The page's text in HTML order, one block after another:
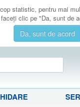
statistic, pentru mai
faceţi clic pe "Da, sunt de
Da, sunt de acord